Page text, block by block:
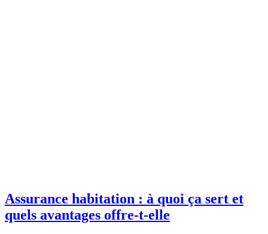
Assurance habitation : à quoi ça sert et
quels avantages offre-t-elle